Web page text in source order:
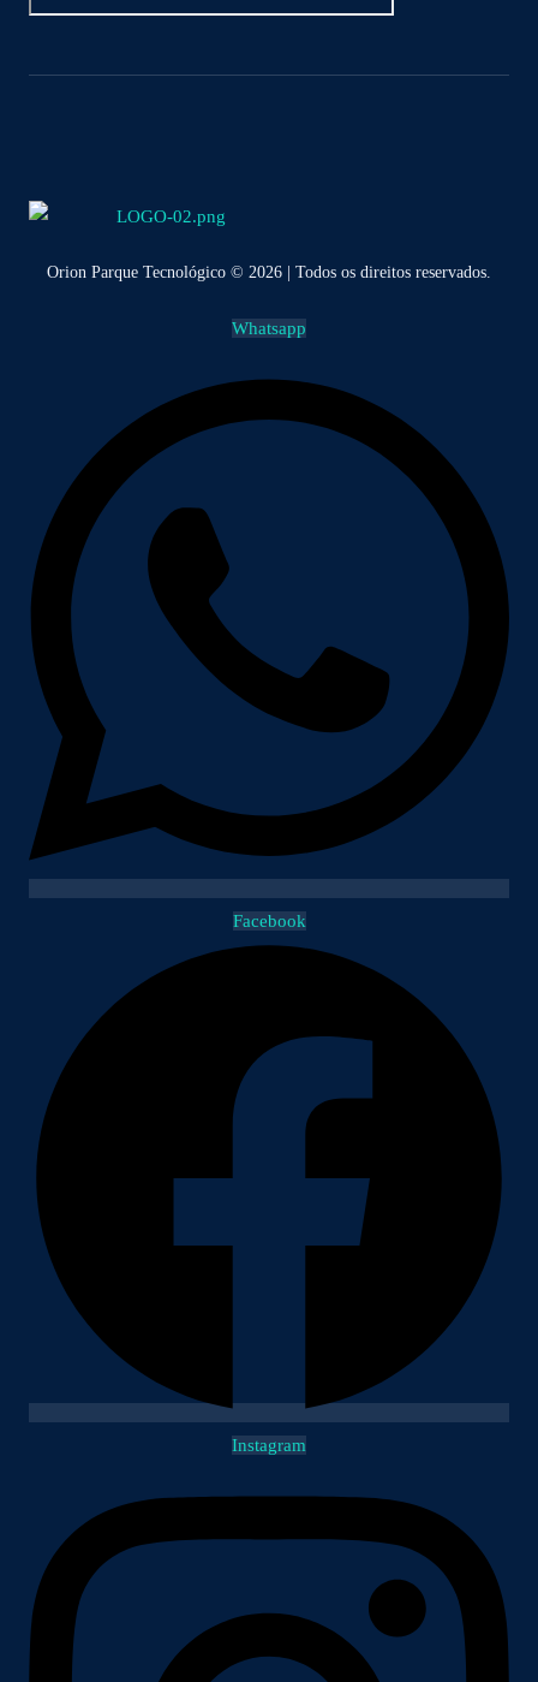
Orion Parque Tecnológico © 2026 | Todos os direitos reservados.
Whatsapp
Facebook
Instagram